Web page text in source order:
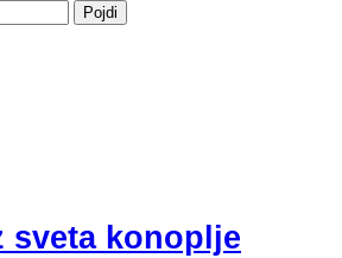
sveta konoplje